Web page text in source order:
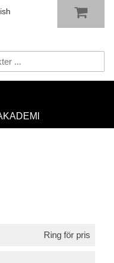
Ring för pris